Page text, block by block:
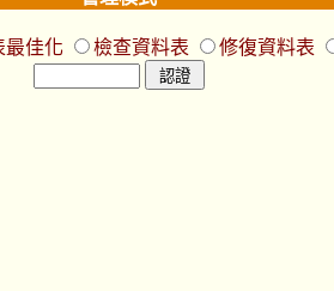
最佳化 檢查資料表 修復資料表